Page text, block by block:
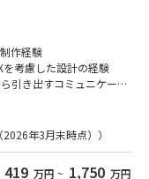
築
参画
ービス、e-Pharmascap
開拓、コンサルティング
ック制作
制作
ン。
作経験
を考慮した設計の経験
引き出すコミュニケーシ
報設計力
ら設計思想を汲み取れる
きるスキル
年3月末時点））
419 万円 ~ 1,750 万円